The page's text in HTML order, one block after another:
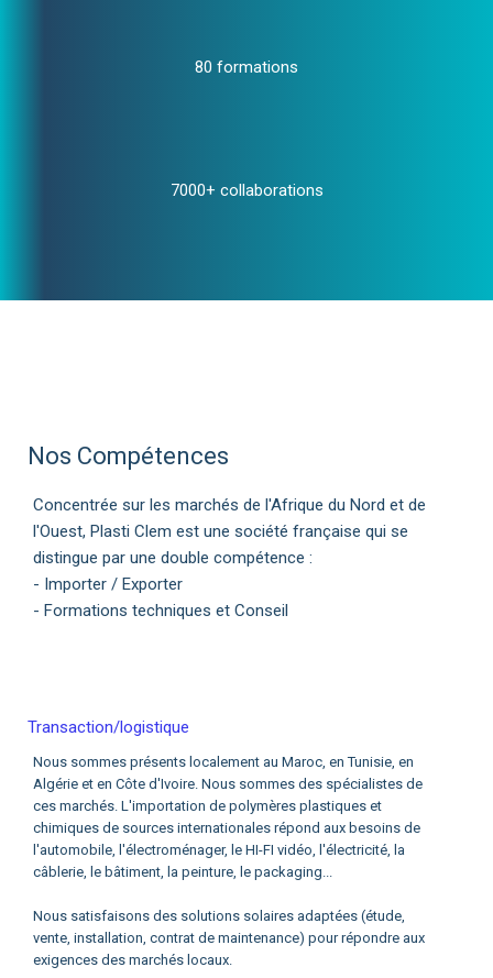
80 formations
7000+ collaborations
Nos Compétences
Concentrée sur les marchés de l'Afrique du Nord et de
l'Ouest, Plasti Clem est une société française qui se
distingue par une double compétence :
- Importer / Exporter
- Formations techniques et Conseil
Transaction/logistique
Nous sommes présents localement au Maroc, en Tunisie, en
Algérie et en Côte d'Ivoire. Nous sommes des spécialistes de
ces marchés. L'importation de polymères plastiques et
chimiques de sources internationales répond aux besoins de
l'automobile, l'électroménager, le HI-FI vidéo, l'électricité, la
câblerie, le bâtiment, la peinture, le packaging...
Nous satisfaisons des solutions solaires adaptées (étude,
vente, installation, contrat de maintenance) pour répondre aux
exigences des marchés locaux.